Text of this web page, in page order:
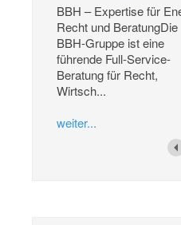
BBH – Expertise für
Recht und BeratungDie
BBH-Gruppe ist eine
führende Full-Service-
Beratung für Recht,
Wirtsch...
weiter...